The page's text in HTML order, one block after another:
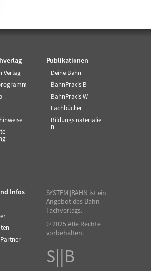
Verlag
Publikationen
Deine Bahn
BahnPraxis B
BahnPraxis W
Fachbücher
Bildungsmaterialie
n
Infos
SYSTEM||BAHN ist ein
Angebot des Bahn
Fachverlags.
© 2025 Alle Rechte
vorbehalten.
S||B